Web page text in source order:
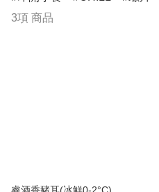
3項 商品